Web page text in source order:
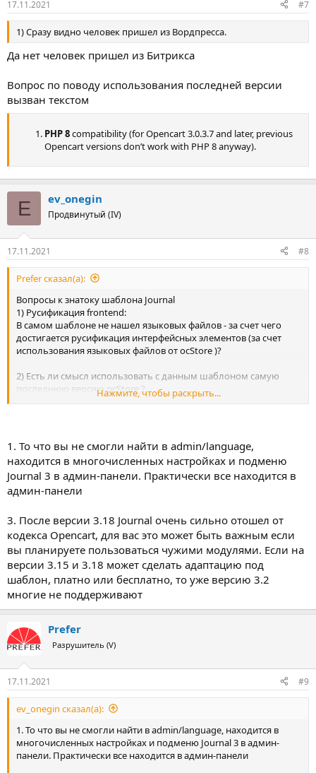
17.11.2021 #7
1) Сразу видно человек пришел из Вордпресса.
Да нет человек пришел из Битрикса
Вопрос по поводу использования последней версии
вызван текстом
PHP 8compatibility (for Opencart 3.0.3.7 and later, previous
Opencart versions don’t work with PHP 8 anyway).
E ev_onegin
Продвинутый (IV)
17.11.2021 #8
Prefer сказал(а):
Вопросы к знатоку шаблона Journal
1) Русификация frontend:
В самом шаблоне не нашел языковых файлов - за счет чего
достигается русификация интерфейсных элементов (за счет
использования языковых файлов от ocStore )?
2) Есть ли смысл использовать с данным шаблоном самую
последнюю версию ocStore ?
Так как настройки будут делаться средствами Journal без
Есть опыт работы - как с быстродействием и прочие плюшки ?
Нажмите, чтобы раскрыть...
1. То что вы не смогли найти в admin/language,
находится в многочисленных настройках и подменю
Journal 3 в админ-панели. Практически все находится в
админ-панели
3. После версии 3.18 Journal очень сильно отошел от
кодекса Opencart, для вас это может быть важным если
вы планируете пользоваться чужими модулями. Если на
версии 3.15 и 3.18 может сделать адаптацию под
шаблон, платно или бесплатно, то уже версию 3.2
многие не поддерживают
Prefer
Разрушитель (V)
17.11.2021 #9
ev_onegin сказал(а):
1. То что вы не смогли найти в admin/language, находится в
многочисленных настройках и подменю Journal 3 в админ-
панели. Практически все находится в админ-панели